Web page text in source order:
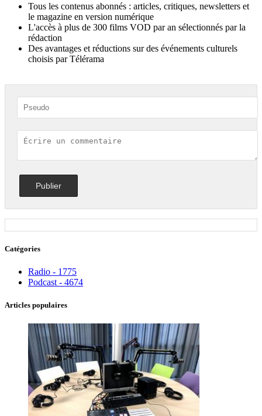
Tous les contenus abonnés : articles, critiques, newsletters et
le magazine en version numérique
L'accès à plus de 300 films VOD par an sélectionnés par la
rédaction
Des avantages et réductions sur des événements culturels
choisis par Télérama
Catégories
Radio - 1775
Podcast - 4674
Articles populaires